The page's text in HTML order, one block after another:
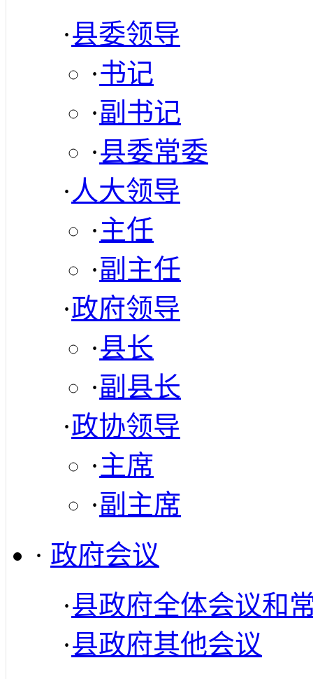
·县委领导
·书记
·副书记
·县委常委
· 人大领导
·主任
·副主任
·政府领导
·县长
·副县长
·政协领导
·主席
·副主席
· 政府会议
·县政府全体会议和
·县政府其他会议